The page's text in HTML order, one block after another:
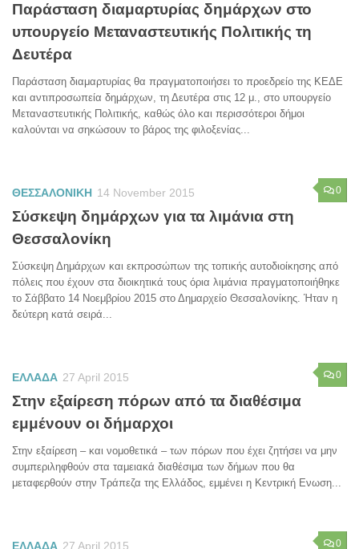
Παράσταση διαμαρτυρίας δημάρχων στο
υπουργείο Μεταναστευτικής Πολιτικής τη
Δευτέρα
Παράσταση διαμαρτυρίας θα πραγματοποιήσει το προεδρείο της ΚΕΔΕ
και αντιπροσωπεία δημάρχων, τη Δευτέρα στις 12 μ., στο υπουργείο
Μεταναστευτικής Πολιτικής, καθώς όλο και περισσότεροι δήμοι
καλούνται να σηκώσουν το βάρος της φιλοξενίας...
0
ΘΕΣΣΑΛΟΝΙΚΗ 14 November 2015
Σύσκεψη δημάρχων για τα λιμάνια στη
Θεσσαλονίκη
Σύσκεψη Δημάρχων και εκπροσώπων της τοπικής αυτοδιοίκησης από
πόλεις που έχουν στα διοικητικά τους όρια λιμάνια πραγματοποιήθηκε
το Σάββατο 14 Νοεμβρίου 2015 στο Δημαρχείο Θεσσαλονίκης. Ήταν η
δεύτερη κατά σειρά...
0
ΕΛΛΑΔΑ 27 April 2015
Στην εξαίρεση πόρων από τα διαθέσιμα
εμμένουν οι δήμαρχοι
Στην εξαίρεση – και νομοθετικά – των πόρων που έχει ζητήσει να μην
συμπεριληφθούν στα ταμειακά διαθέσιμα των δήμων που θα
μεταφερθούν στην Τράπεζα της Ελλάδος, εμμένει η Κεντρική Ενωση...
0
ΕΛΛΑΔΑ 27 April 2015